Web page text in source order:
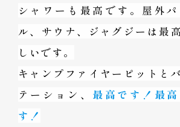
シャワーも最高です。屋外
ル、サウナ、ジャグジーは最
しいです。
キャンプファイヤーピットと
テーション、 最高です！最
す！